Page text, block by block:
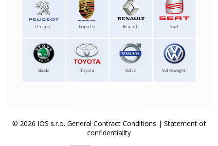
Peugeot Porsche Renault Seat
Skoda Toyota Volvo Volkswagen
© 2026 IOS s.r.o. General Contract Conditions | Statement of
confidentiality